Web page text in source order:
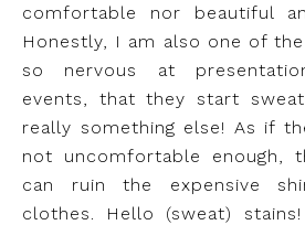
comfortable nor beautiful
Honestly, I am also one of
so nervous at
events, that they start
really something else! As if
not uncomfortable enough,
can ruin the expensive
clothes. Hello (sweat)